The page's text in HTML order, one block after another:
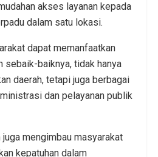
akses layanan kepada
dalam satu lokasi.
dapat memanfaatkan
sebaik-baiknya, tidak hanya
daerah, tetapi juga berbagai
dan pelayanan publik
mengimbau masyarakat
kepatuhan dalam